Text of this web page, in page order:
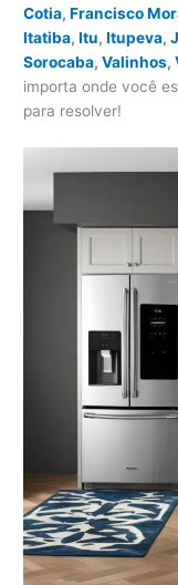
Cotia,Francisco
Itatiba,Itu,Itupeva,
Sorocaba,Valinhos,
importa onde você
para resolver!